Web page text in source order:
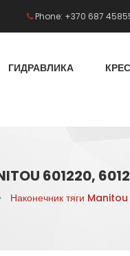
Phone: +370 687
ГИДРАВЛИКА
601220,
Наконечник тяги